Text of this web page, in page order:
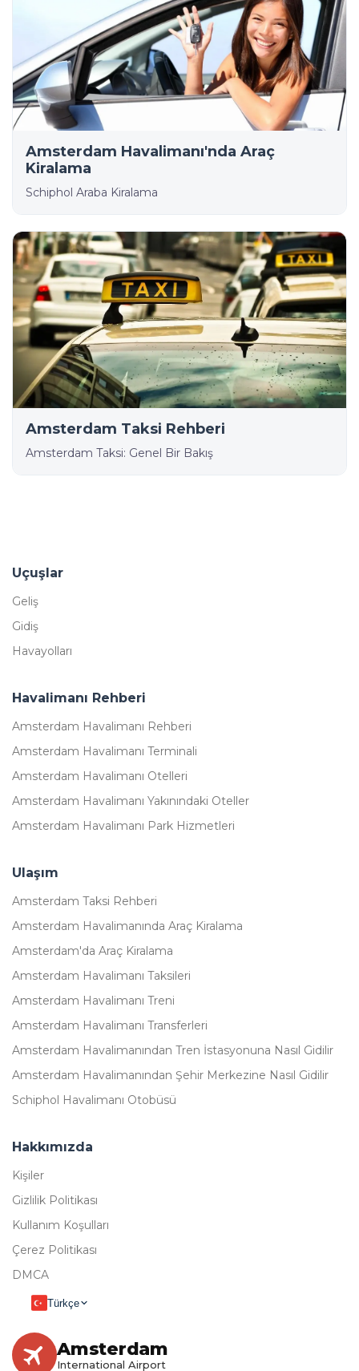
Amsterdam Havalimanı'nda Araç
Kiralama
Schiphol Araba Kiralama
Amsterdam Taksi Rehberi
Amsterdam Taksi: Genel Bir Bakış
Uçuşlar
Geliş
Gidiş
Havayolları
Havalimanı Rehberi
Amsterdam Havalimanı Rehberi
Amsterdam Havalimanı Terminali
Amsterdam Havalimanı Otelleri
Amsterdam Havalimanı Yakınındaki Oteller
Amsterdam Havalimanı Park Hizmetleri
Ulaşım
Amsterdam Taksi Rehberi
Amsterdam Havalimanında Araç Kiralama
Amsterdam'da Araç Kiralama
Amsterdam Havalimanı Taksileri
Amsterdam Havalimanı Treni
Amsterdam Havalimanı Transferleri
Amsterdam Havalimanından Tren İstasyonuna Nasıl Gidilir
Amsterdam Havalimanından Şehir Merkezine Nasıl Gidilir
Schiphol Havalimanı Otobüsü
Hakkımızda
Kişiler
Gizlilik Politikası
Kullanım Koşulları
Çerez Politikası
DMCA
Türkçe
Amsterdam
International Airport